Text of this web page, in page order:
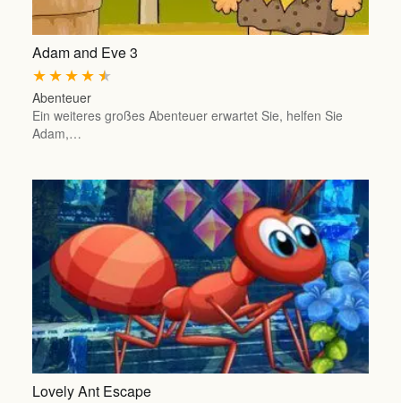
Adam and Eve 3
★
★
★
★
★
Abenteuer
Ein weiteres großes Abenteuer erwartet Sie, helfen Sie
Adam,…
Lovely Ant Escape